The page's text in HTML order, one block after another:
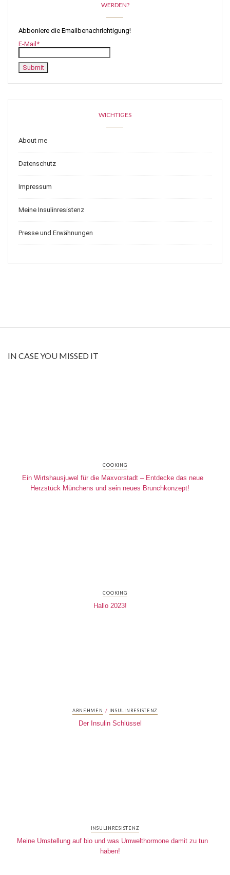
WERDEN?
Abboniere die Emailbenachrichtigung!
E-Mail*
WICHTIGES
About me
Datenschutz
Impressum
Meine Insulinresistenz
Presse und Erwähnungen
IN CASE YOU MISSED IT
COOKING
Ein Wirtshausjuwel für die Maxvorstadt – Entdecke das neue
Herzstück Münchens und sein neues Brunchkonzept!
COOKING
Hallo 2023!
ABNEHMEN / INSULINRESISTENZ
Der Insulin Schlüssel
INSULINRESISTENZ
Meine Umstellung auf bio und was Umwelthormone damit zu tun
haben!